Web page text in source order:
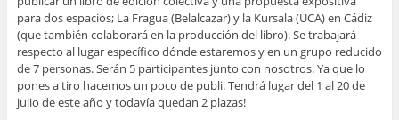
para dos espacios; La Fragua (Belalcazar) y la Kursala (UCA) en Cádiz
(que también colaborará en la producción del libro). Se trabajará
respecto al lugar específico dónde estaremos y en un grupo reducido
de 7 personas. Serán 5 participantes junto con nosotros. Ya que lo
pones a tiro hacemos un poco de publi. Tendrá lugar del 1 al 20 de
julio de este año y todavía quedan 2 plazas!